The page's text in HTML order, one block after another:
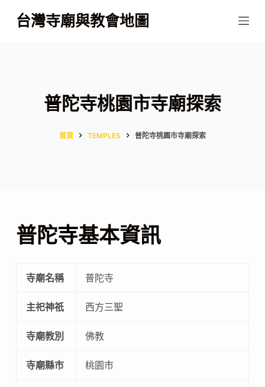
跳
至
台灣寺廟與教會地圖
普陀寺桃園市寺廟探索
首頁 TEMPLES 普陀寺桃園市寺廟探索
普陀寺基本資訊
寺廟名稱 普陀寺
主祀神祇 西方三聖
寺廟教別 佛教
寺廟縣市 桃園市